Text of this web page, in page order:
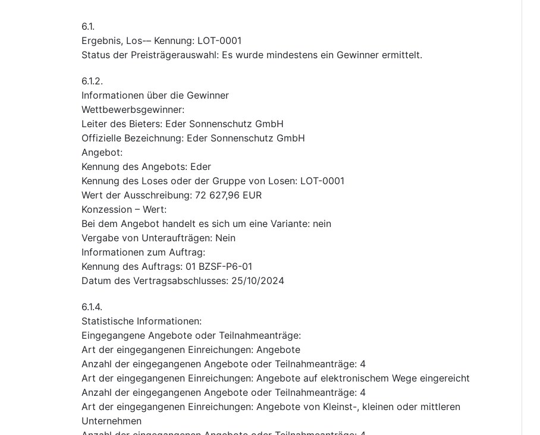
6.1.
Ergebnis, Los-– Kennung: LOT-0001
Status der Preisträgerauswahl: Es wurde mindestens ein Gewinner ermittelt.
6.1.2.
Informationen über die Gewinner
Wettbewerbsgewinner:
Leiter des Bieters: Eder Sonnenschutz GmbH
Offizielle Bezeichnung: Eder Sonnenschutz GmbH
Angebot:
Kennung des Angebots: Eder
Kennung des Loses oder der Gruppe von Losen: LOT-0001
Wert der Ausschreibung: 72 627,96 EUR
Konzession – Wert:
Bei dem Angebot handelt es sich um eine Variante: nein
Vergabe von Unteraufträgen: Nein
Informationen zum Auftrag:
Kennung des Auftrags: 01 BZSF-P6-01
Datum des Vertragsabschlusses: 25/10/2024
6.1.4.
Statistische Informationen:
Eingegangene Angebote oder Teilnahmeanträge:
Art der eingegangenen Einreichungen: Angebote
Anzahl der eingegangenen Angebote oder Teilnahmeanträge: 4
Art der eingegangenen Einreichungen: Angebote auf elektronischem Wege eingereicht
Anzahl der eingegangenen Angebote oder Teilnahmeanträge: 4
Art der eingegangenen Einreichungen: Angebote von Kleinst-, kleinen oder mittleren
Unternehmen